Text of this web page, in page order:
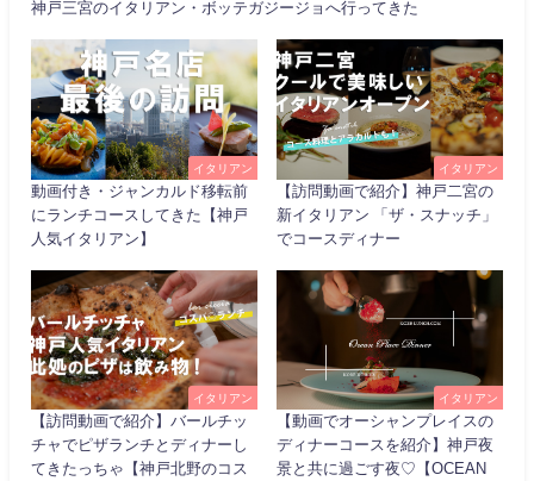
神戸三宮のイタリアン・ボッテガジージョへ行ってきた
イタリアン
動画付き・ジャンカルド移転前
にランチコースしてきた【神戸
人気イタリアン】
イタリアン
【訪問動画で紹介】神戸二宮の
新イタリアン 「ザ・スナッチ」
でコースディナー
イタリアン
【訪問動画で紹介】バールチッ
チャでピザランチとディナーし
てきたっちゃ【神戸北野のコス
イタリアン
【動画でオーシャンプレイスの
ディナーコースを紹介】神戸夜
景と共に過ごす夜♡【OCEAN